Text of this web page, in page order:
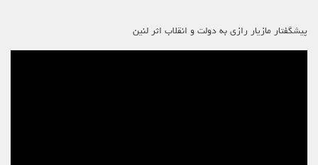
پیشگفتار مازیار رازی به دولت و انقلاب اثر لنین